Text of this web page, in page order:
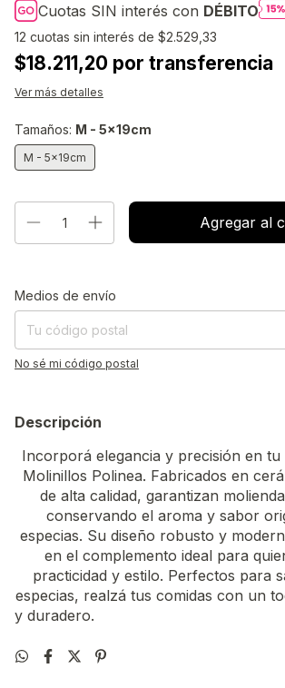
Cuotas SIN interés con DÉBITO
12 cuotas sin interés de $2.529,33
$18.211,20 por transferencia
Ver más detalles
Tamaños: M - 5x19cm
M - 5x19cm
Entregas para el CP:
Medios de envío
No sé mi código postal
Descripción
Incorporá elegancia y precisión en
Molinillos Polinea. Fabricados en
de alta calidad, garantizan
conservando el aroma y sabor
especias. Su diseño robusto y
en el complemento ideal para
practicidad y estilo. Perfectos para
especias, realzá tus comidas con un
y duradero.